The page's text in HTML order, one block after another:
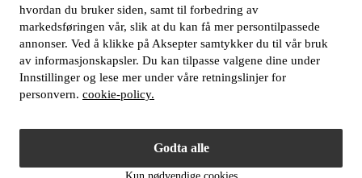
hvordan du bruker siden, samt til forbedring av
markedsføringen vår, slik at du kan få mer persontilpassede
annonser. Ved å klikke på Aksepter samtykker du til vår bruk
av informasjonskapsler. Du kan tilpasse valgene dine under
Innstillinger og lese mer under våre retningslinjer for
personvern. cookie-policy.
Godta alle
Kan jeg angre eller endre en retur jeg har registrert på retursiden?
Hva koster returen?